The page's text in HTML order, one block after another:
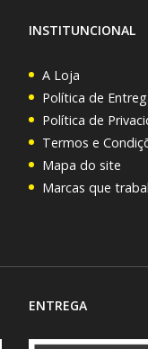
INSTITUNCIONAL
A Loja
Política de
Política de
Termos e
Mapa do site
Marcas que
ENTREGA